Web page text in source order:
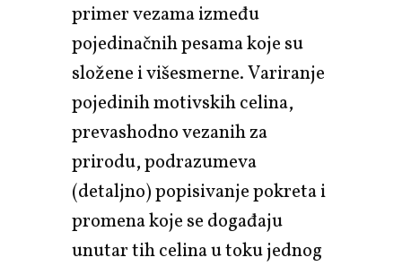
primer vezama između
pojedinačnih pesama koje su
složene i višesmerne. Variranje
pojedinih motivskih celina,
prevashodno vezanih za
prirodu, podrazumeva
(detaljno) popisivanje pokreta i
promena koje se događaju
unutar tih celina u toku jednog